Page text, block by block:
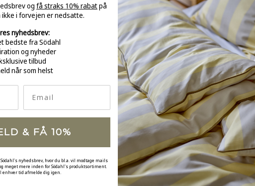
og få straks 10% rabatpå
ikke i forvejen er nedsatte.
nyhedsbrev:
bedste fra Södahl
og nyheder
tilbud
når som helst
& FÅ 10%
nyhedsbrev, hvor du bl.a. vil modtage mails
meget mere inden for Södahl's produktsortiment.
enhver tid afmelde dig igen.